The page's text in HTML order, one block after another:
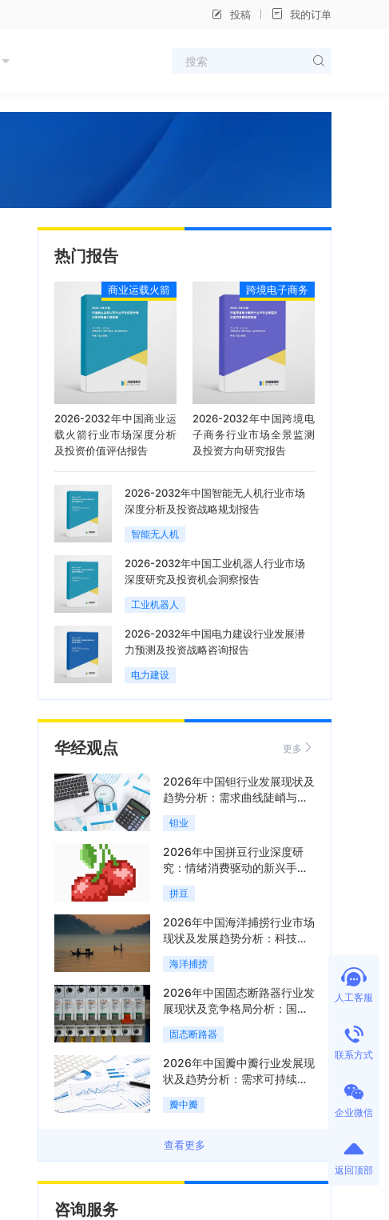
投稿 我的订单
热门报告
商业运载火箭
2026-2032年中国商业运
载火箭行业市场深度分析
及投资价值评估报告
跨境电子商务
2026-2032年中国跨境电
子商务行业市场全景监测
及投资方向研究报告
2026-2032年中国智能无人机行业市场
深度分析及投资战略规划报告
智能无人机
2026-2032年中国工业机器人行业市场
深度研究及投资机会洞察报告
工业机器人
2026-2032年中国电力建设行业发展潜
力预测及投资战略咨询报告
电力建设
华经观点 更多
2026年中国钽行业发展现状及
趋势分析：需求曲线陡峭与供
给曲线平缓的博弈加剧「图」
钽业
2026年中国拼豆行业深度研
究：情绪消费驱动的新兴手工
赛道「图」
拼豆
2026年中国海洋捕捞行业市场
现状及发展趋势分析：科技赋
能与智能化转型加速「图」
海洋捕捞
2026年中国固态断路器行业发
展现状及竞争格局分析：国际
巨头领跑技术，国内企业加速
追赶「图」
固态断路器
2026年中国瓣中瓣行业发展现
状及趋势分析：需求可持续释
放，市场发展前景良好「图」
瓣中瓣
查看更多
咨询服务
人工客服
联系方式
企业微信
返回顶部